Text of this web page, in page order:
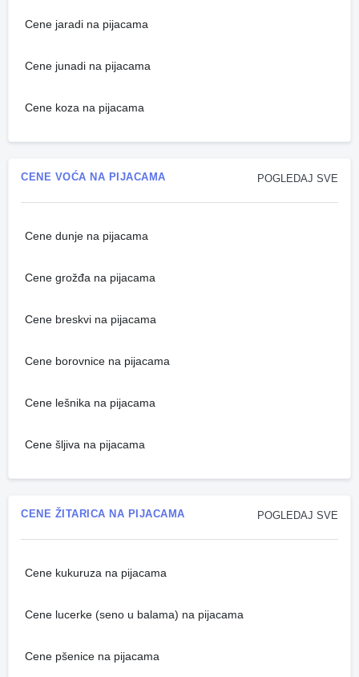
Cene jaradi na pijacama
Cene junadi na pijacama
Cene koza na pijacama
POGLEDAJ SVE
CENE VOĆA NA PIJACAMA
Cene dunje na pijacama
Cene grožđa na pijacama
Cene breskvi na pijacama
Cene borovnice na pijacama
Cene lešnika na pijacama
Cene šljiva na pijacama
POGLEDAJ SVE
CENE ŽITARICA NA PIJACAMA
Cene kukuruza na pijacama
Cene lucerke (seno u balama) na pijacama
Cene pšenice na pijacama